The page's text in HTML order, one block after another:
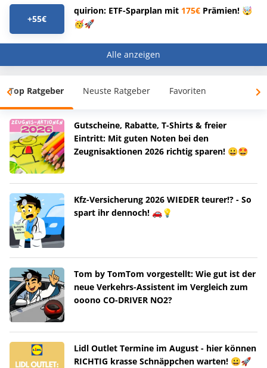
+55€
quirion: ETF-Sparplan mit 175€ Prämien! 🤯
🥳🚀
Alle anzeigen
Top Ratgeber Neuste Ratgeber Favoriten
Gutscheine, Rabatte, T-Shirts & freier
Eintritt: Mit guten Noten bei den
Zeugnisaktionen 2026 richtig sparen! 😀🤩
Kfz-Versicherung 2026 WIEDER teurer!? - So
spart ihr dennoch! 🚗💡
Tom by TomTom vorgestellt: Wie gut ist der
neue Verkehrs-Assistent im Vergleich zum
ooono CO-DRIVER NO2?
Lidl Outlet Termine im August - hier können
RICHTIG krasse Schnäppchen warten! 😀🚀